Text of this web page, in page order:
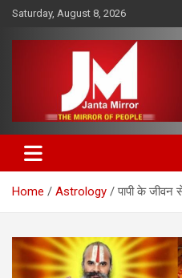
Skip
content
Saturday, August 8, 2026
Janta Mirror
Home Astrology पापी के जीवन से